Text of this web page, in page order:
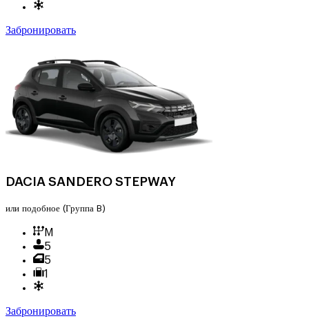
Забронировать
DACIA SANDERO STEPWAY
или подобное (Группа B)
M
5
5
1
Забронировать